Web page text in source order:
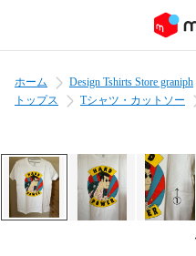
ホーム Design Tshirts Store graniph
トップス
Tシャツ・カットソー